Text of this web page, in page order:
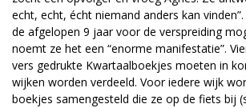
echt, echt, écht niemand anders kan
de afgelopen 9 jaar voor de verspreiding
noemt ze het een “enorme manifestatie”.
vers gedrukte Kwartaalboekjes moeten in
wijken worden verdeeld. Voor iedere wijk
boekjes samengesteld die ze op de fiets bij